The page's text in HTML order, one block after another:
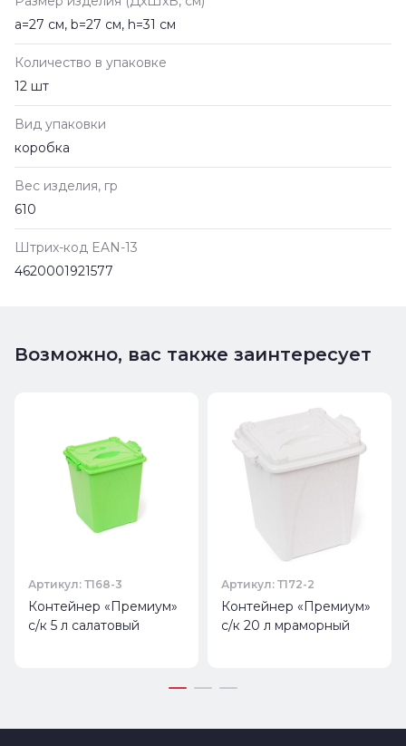
a=27 см, b=27 см, h=31 см
Количество в упаковке
12 шт
Вид упаковки
коробка
Вес изделия, гр
610
Штрих-код EAN-13
4620001921577
Возможно, вас также заинтересует
Артикул: Т168-3
Контейнер «Премиум»
с/к 5 л салатовый
Артикул: Т172-2
Контейнер «Премиум»
с/к 20 л мраморный